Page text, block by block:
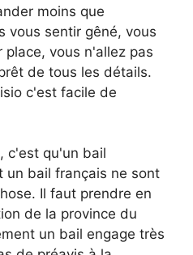
moins que
vous sentir gêné, vous
vous n'allez pas
de tous les détails.
c'est facile de
c'est qu'un bail
un bail français ne sont
Il faut prendre en
de la province du
un bail engage très